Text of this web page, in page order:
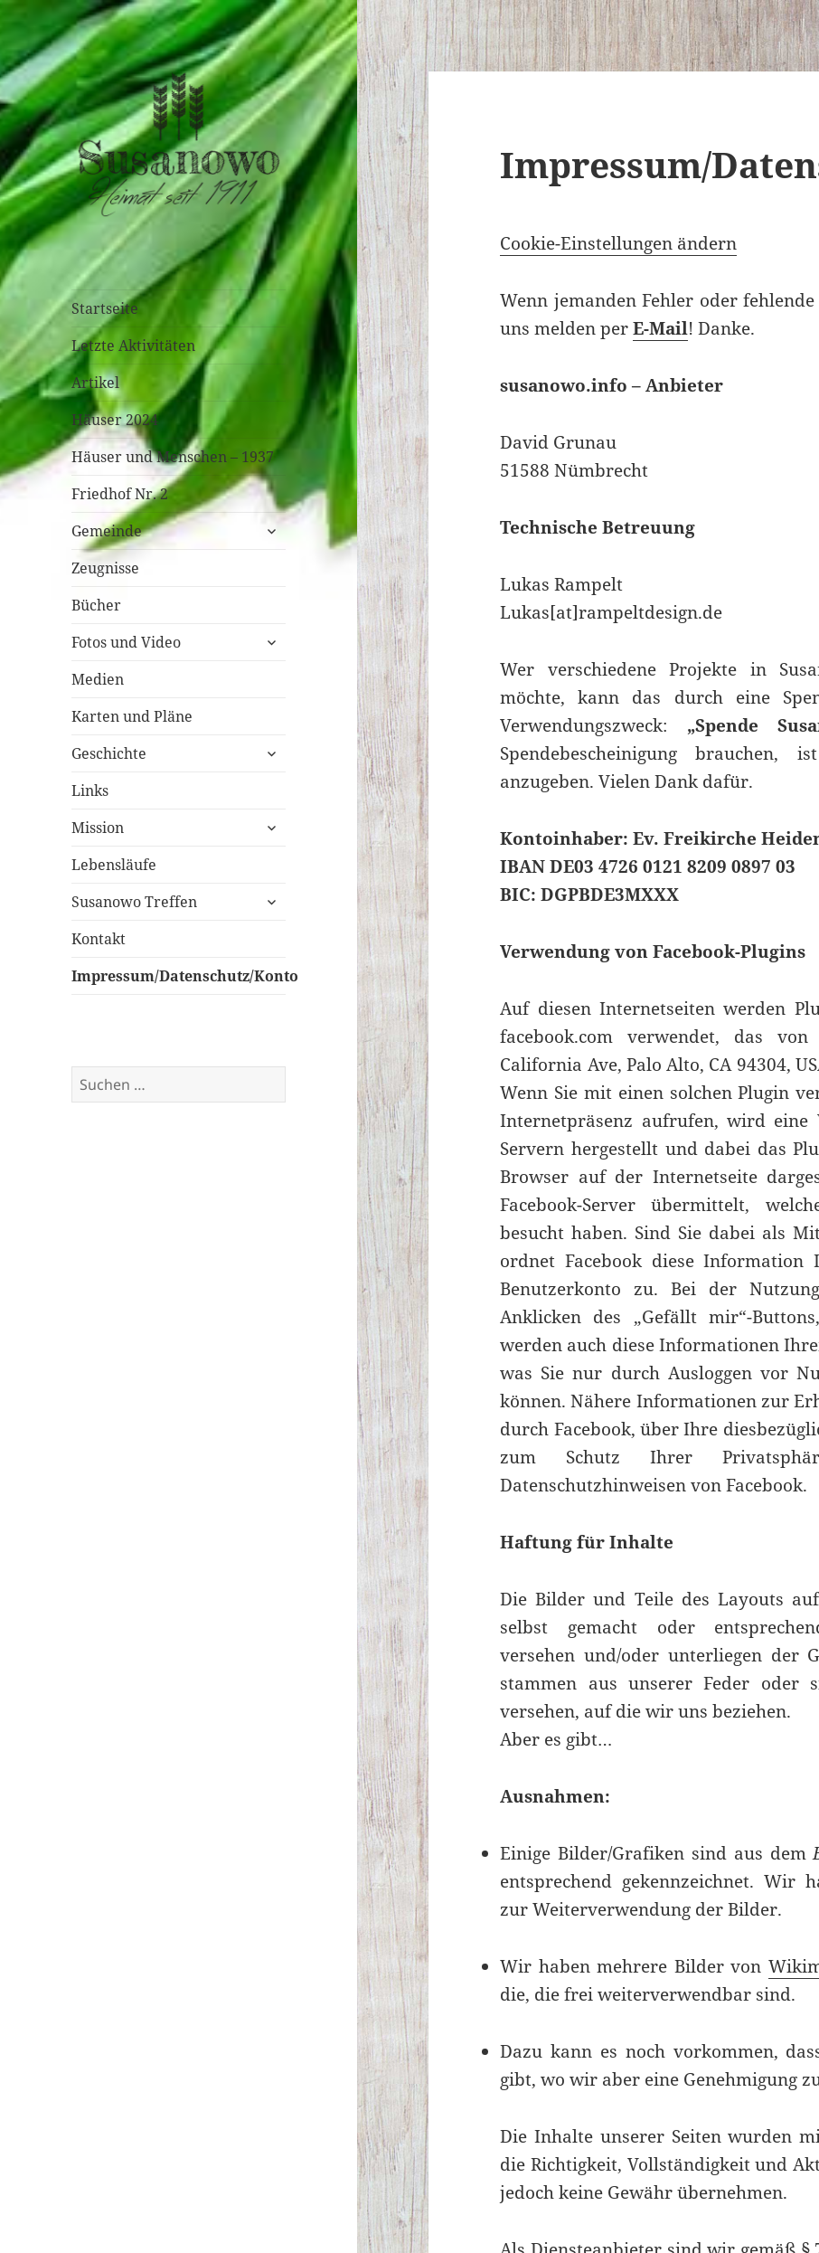
susanowo.info
Startseite
Letzte Aktivitäten
Artikel
Häuser 2024
Häuser und Menschen – 1937
Friedhof Nr. 2
Gemeinde
untermenü
Zeugnisse
Bücher
Fotos und Video
untermenü
Medien
Karten und Pläne
Geschichte
untermenü
Links
Mission
untermenü
Lebensläufe
Susanowo Treffen
untermenü
Kontakt
Impressum/Datenschutz/Konto
Suchen
nach:
Impressum/
Cookie-Einstellungen ändern
Wenn jemanden Fehler oder
uns melden perE-Mail! Danke.
susanowo.info – Anbieter
David Grunau
51588 Nümbrecht
Technische Betreuung
Lukas Rampelt
Lukas[at]rampeltdesign.de
Wer verschiedene Projekte in
möchte, kann das durch eine
Verwendungszweck: „Spende
Spendebescheinigung
anzugeben. Vielen Dank dafür.
Kontoinhaber: Ev. Freikirche
IBAN DE03 4726 0121 8209 0897 03
BIC: DGPBDE3MXXX
Verwendung von Facebook-Plugins
Auf diesen Internetseiten werden
facebook.com verwendet, das
California Ave, Palo Alto, CA 94304,
Wenn Sie mit einen solchen Plugin
Internetpräsenz aufrufen, wird eine
Servern hergestellt und dabei das
Browser auf der Internetseite
Facebook-Server übermittelt,
besucht haben. Sind Sie dabei als
ordnet Facebook diese Information
Benutzerkonto zu. Bei der
Anklicken des „Gefällt mir“-
werden auch diese Informationen
was Sie nur durch Ausloggen vor
können. Nähere Informationen zur
durch Facebook, über Ihre
zum Schutz Ihrer
Datenschutzhinweisen von Facebook.
Haftung für Inhalte
Die Bilder und Teile des Layouts
selbst gemacht oder
versehen und/oder unterliegen der
stammen aus unserer Feder oder
versehen, auf die wir uns beziehen.
Aber es gibt…
Ausnahmen:
Einige Bilder/Grafiken sind aus dem
entsprechend gekennzeichnet. Wir
zur Weiterverwendung der Bilder.
Wir haben mehrere Bilder von
die, die frei weiterverwendbar sind.
Dazu kann es noch vorkommen,
gibt, wo wir aber eine Genehmigung
Die Inhalte unserer Seiten wurden
die Richtigkeit, Vollständigkeit und
jedoch keine Gewähr übernehmen.